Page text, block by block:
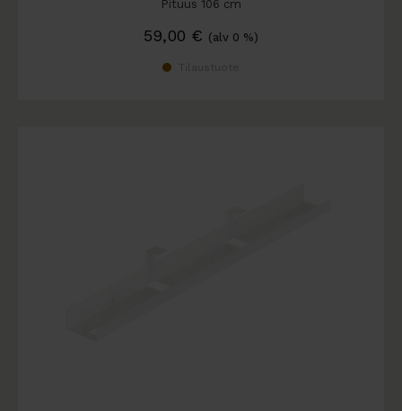
Pituus 106 cm
59,00 € (alv 0 %)